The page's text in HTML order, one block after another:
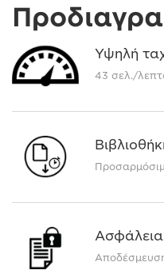
Υψηλή
43 σελ./
Ασφάλεια